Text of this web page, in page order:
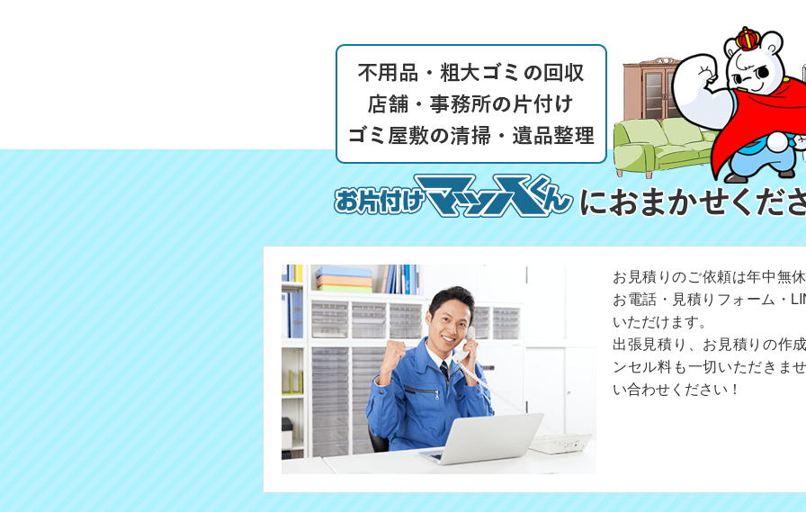
お見積りのご依頼は年中無
お電話・見積りフォーム・
いただけます。
出張見積り、お見積りの作
ンセル料も一切いただきま
い合わせください！